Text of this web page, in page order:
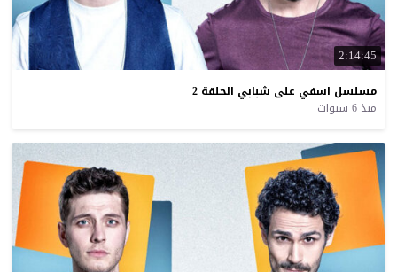
2:14:45
مسلسل اسفي على شبابي الحلقة 2
منذ 6 سنوات